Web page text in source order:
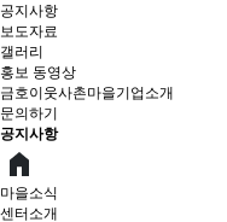
공지사항
보도자료
갤러리
홍보 동영상
금호이웃사촌마을기업소개
문의하기
공지사항
마을소식
센터소개